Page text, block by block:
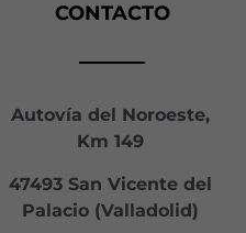
CONTACTO
Autovía del Noroeste,
Km 149
47493 San Vicente del
Palacio (Valladolid)